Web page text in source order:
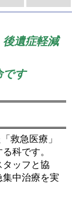
遺症軽減
です
救急医療」
科です。
ッフと協
中治療を実